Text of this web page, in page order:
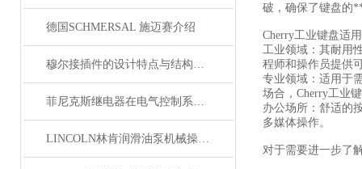
德国SCHMERSAL 施迈赛介绍
穆尔接插件的设计特点与结构优化
菲尼克斯继电器在电气控制系统中的应用
LINCOLN林肯润滑油泵机械操作原理
破，确保了键盘的
Cherry工业键盘适
工业领域：其耐用
程师和操作员提供
专业领域：适用于
场合，Cherry工业
办公场所：舒适的
多媒体操作。
对于需要进一步了